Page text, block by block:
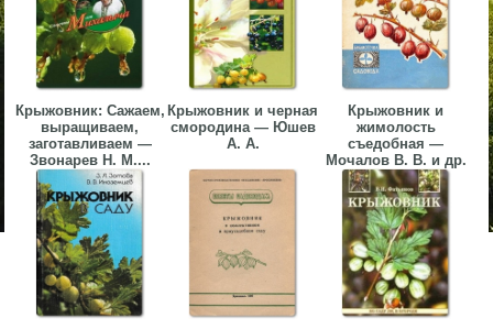
Крыжовник: Сажаем,
выращиваем,
заготавливаем —
Звонарев Н. М....
Крыжовник и черная
смородина — Юшев
А. А.
Крыжовник и
жимолость
съедобная —
Мочалов В. В. и др.